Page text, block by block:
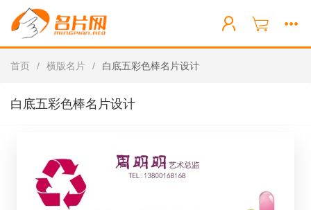
首页 / 横版名片 / 白底五彩色棒名片设计
白底五彩色棒名片设计